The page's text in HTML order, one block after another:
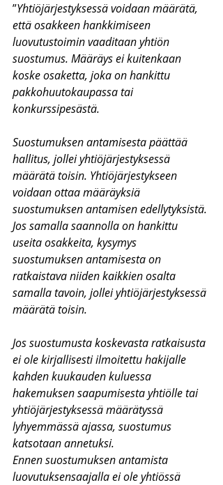
”Yhtiöjärjestyksessä voidaan määrätä,
että osakkeen hankkimiseen
luovutustoimin vaaditaan yhtiön
suostumus. Määräys ei kuitenkaan
koske osaketta, joka on hankittu
pakkohuutokaupassa tai
konkurssipesästä.
Suostumuksen antamisesta päättää
hallitus, jollei yhtiöjärjestyksessä
määrätä toisin. Yhtiöjärjestykseen
voidaan ottaa määräyksiä
suostumuksen antamisen edellytyksistä.
Jos samalla saannolla on hankittu
useita osakkeita, kysymys
suostumuksen antamisesta on
ratkaistava niiden kaikkien osalta
samalla tavoin, jollei yhtiöjärjestyksessä
määrätä toisin.
Jos suostumusta koskevasta ratkaisusta
ei ole kirjallisesti ilmoitettu hakijalle
kahden kuukauden kuluessa
hakemuksen saapumisesta yhtiölle tai
yhtiöjärjestyksessä määrätyssä
lyhyemmässä ajassa, suostumus
katsotaan annetuksi.
Ennen suostumuksen antamista
luovutuksensaajalla ei ole yhtiössä